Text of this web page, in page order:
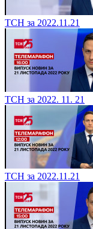
ТСН за 2022.11.21
ТСН за 2022. 11. 21
ТСН за 2022.11.21